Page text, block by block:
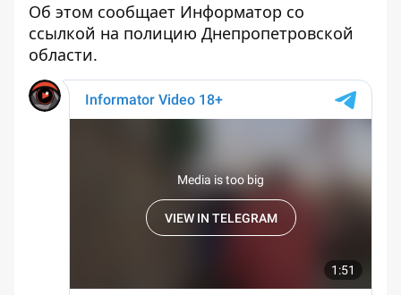
Об этом сообщает Информатор со
ссылкой на полицию Днепропетровской
области.